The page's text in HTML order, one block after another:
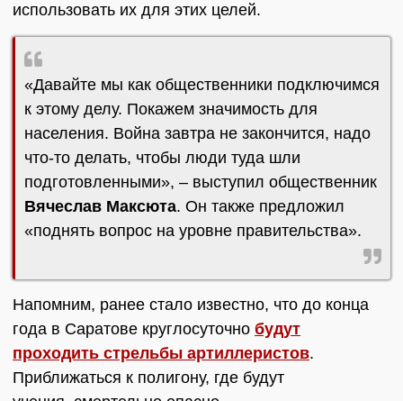
использовать их для этих целей.
«Давайте мы как общественники подключимся
к этому делу. Покажем значимость для
населения. Война завтра не закончится, надо
что-то делать, чтобы люди туда шли
подготовленными», – выступил общественник
Вячеслав Максюта. Он также предложил
«поднять вопрос на уровне правительства».
Напомним, ранее стало известно, что до конца
года в Саратове круглосуточно будут
проходить стрельбы артиллеристов.
Приближаться к полигону, где будут